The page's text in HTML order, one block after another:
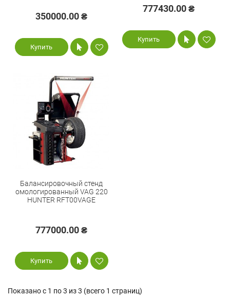
350000.00 ₴
Купить
777430.00 ₴
Купить
Балансировочный стенд
омологированный VAG 220
HUNTER RFT00VAGE
777000.00 ₴
Купить
Показано с 1 по 3 из 3 (всего 1 страниц)